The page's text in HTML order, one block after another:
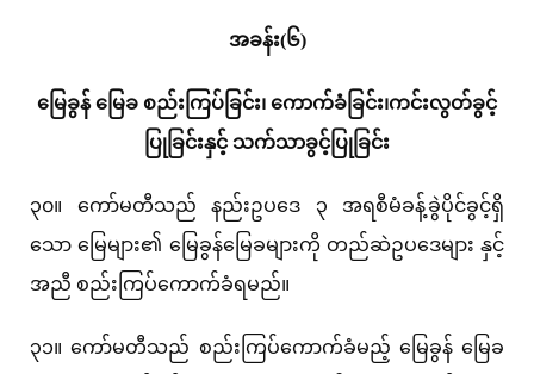
အခန်း(၆)
မြေခွန် မြေခ စည်းကြပ်ခြင်း၊ ကောက်ခံခြင်း၊ကင်းလွတ်ခွင့်
ပြုခြင်းနှင့် သက်သာခွင့်ပြုခြင်း
၃၀။ ကော်မတီသည် နည်းဥပဒေ ၃ အရစီမံခန့်ခွဲပိုင်ခွင့်ရှိ
သော မြေများ၏ မြေခွန်မြေခများကို တည်ဆဲဥပဒေများ နှင့်
အညီ စည်းကြပ်ကောက်ခံရမည်။
၃၁။ ကော်မတီသည် စည်းကြပ်ကောက်ခံမည့် မြေခွန် မြေခ